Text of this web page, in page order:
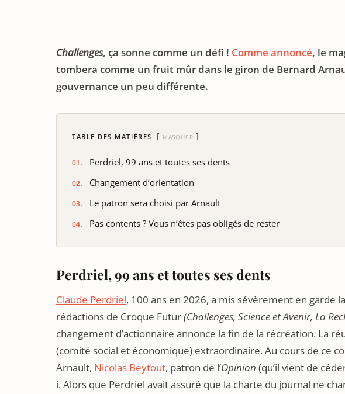
LA SDJ DE CHALLENGES DÉNONCE LE BOULEVARD FAIT À MACRON
Challenges, ça sonne comme un défi ! Comme annoncé, le
tombera comme un fruit mûr dans le giron de Bernard
gouvernance un peu différente.
TABLE DES MATIÈRES MASQUER
Perdriel, 99 ans et toutes ses dents
Changement d’orientation
Le patron sera choisi par Arnault
Pas contents ? Vous n’êtes pas obligés de rester
Perdriel, 99 ans et toutes ses dents
Claude Perdriel, 100 ans en 2026, a mis sévèrement en garde
rédactions de Croque Futur(Challenges, Science et Avenir, La
changement d’actionnaire annonce la fin de la récréation. La
(comité social et économique) extraordinaire. Au cours de ce
Arnault, Nicolas Beytout, patron de l’Opinion (qu’il vient de
i. Alors que Perdriel avait assuré que la charte du journal ne